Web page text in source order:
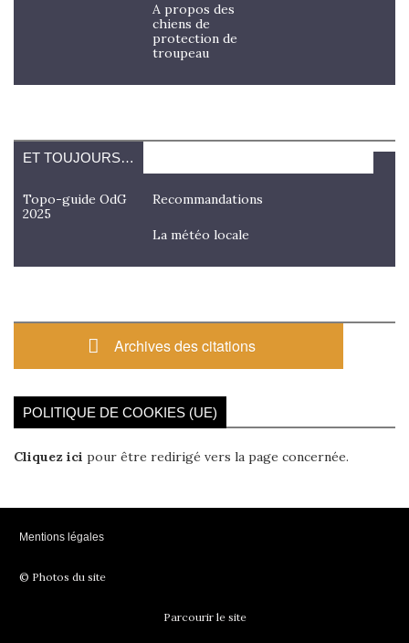
A propos des
chiens de
protection de
troupeau
ET TOUJOURS…
Topo-guide OdG
2025
Recommandations
La météo locale
Archives des citations
POLITIQUE DE COOKIES (UE)
Cliquez ici pour être redirigé vers la page concernée.
Mentions légales
© Photos du site
Parcourir le site